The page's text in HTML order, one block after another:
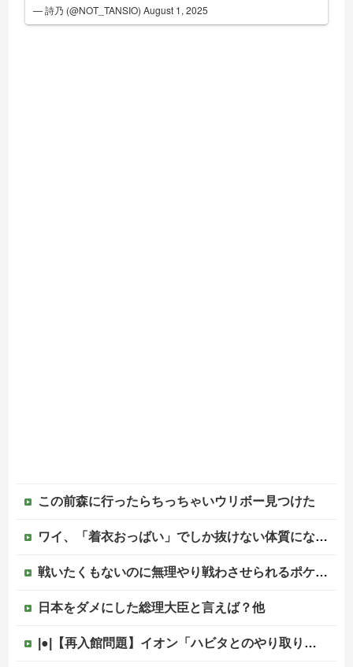
— 詩乃 (@NOT_TANSIO)August 1, 2025
この前森に行ったらちっちゃいウリボー見つけた
ワイ、「着衣おっばい」でしか抜けない体質になってしまうｗｗｗｗｗ
戦いたくもないのに無理やり戦わさせられるポケモンが可哀想
日本をダメにした総理大臣と言えば？他
|●|【再入館問題】イオン「ハビタとのやり取りは確認できず」も、抑止や社内ルール運用が徹底できなかった可能性を認める